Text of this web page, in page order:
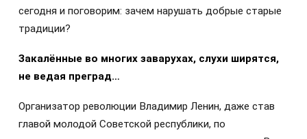
сегодня и поговорим: зачем нарушать добрые старые
традиции?
Закалённые во многих заварухах, слухи ширятся,
не ведая преград…
Организатор революции Владимир Ленин, даже став
главой молодой Советской республики, по